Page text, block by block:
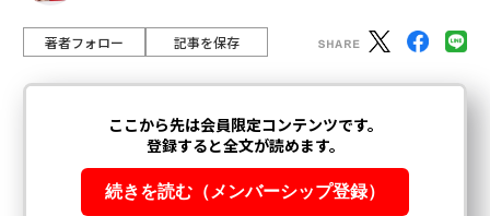
著者フォロー 記事を保存